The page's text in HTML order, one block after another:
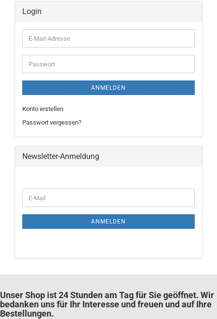
Login
E-
Mail-
Adresse
Passwort
ANMELDEN
Konto erstellen
Passwort vergessen?
Newsletter-Anmeldung
ZUR
E-
Mail
ANMELDEN
Unser Shop ist 24 Stunden am Tag für Sie geöffnet. Wir
bedanken uns für Ihr Interesse und freuen und auf Ihre
Bestellungen.